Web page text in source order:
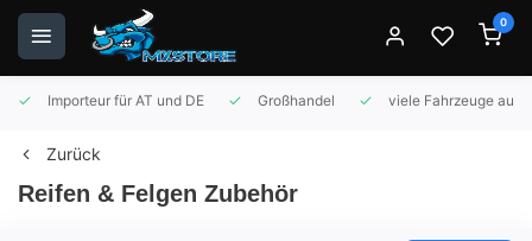
0
Importeur für AT und DE Großhandel viele Fahrzeuge auf
Zurück
Reifen & Felgen Zubehör